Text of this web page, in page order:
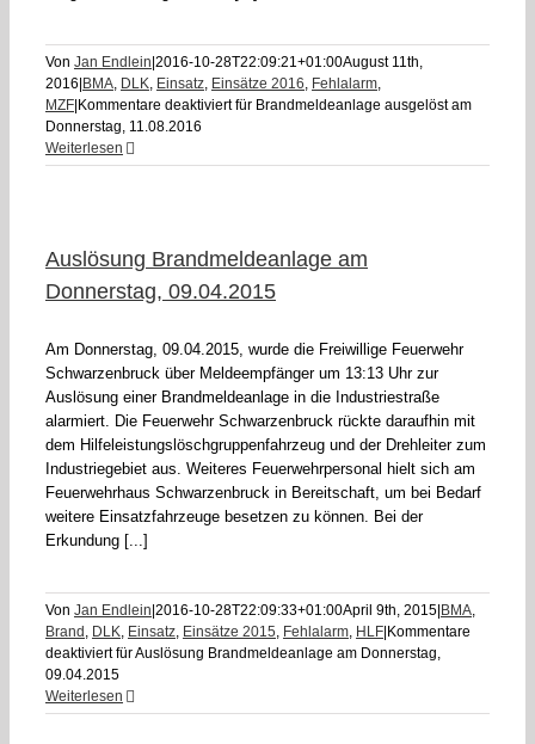
Von Jan Endlein 2016-10-28T22:09:21+01:00August 11th,
2016 BMA, DLK, Einsatz, Einsätze 2016, Fehlalarm,
MZF Kommentare deaktiviertfür Brandmeldeanlage ausgelöst am
Donnerstag, 11.08.2016
Weiterlesen
Auslösung Brandmeldeanlage am
Donnerstag, 09.04.2015
Am Donnerstag, 09.04.2015, wurde die Freiwillige Feuerwehr
Schwarzenbruck über Meldeempfänger um 13:13 Uhr zur
Auslösung einer Brandmeldeanlage in die Industriestraße
alarmiert. Die Feuerwehr Schwarzenbruck rückte daraufhin mit
dem Hilfeleistungslöschgruppenfahrzeug und der Drehleiter zum
Industriegebiet aus. Weiteres Feuerwehrpersonal hielt sich am
Feuerwehrhaus Schwarzenbruck in Bereitschaft, um bei Bedarf
weitere Einsatzfahrzeuge besetzen zu können. Bei der
Erkundung [...]
Von Jan Endlein 2016-10-28T22:09:33+01:00April 9th, 2015 BMA,
Brand , DLK, Einsatz, Einsätze 2015, Fehlalarm, HLF Kommentare
deaktiviertfür Auslösung Brandmeldeanlage am Donnerstag,
09.04.2015
Weiterlesen